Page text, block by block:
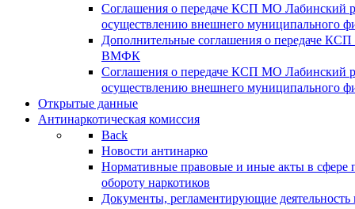
Соглашения о передаче КСП МО Лабинский
осуществлению внешнего муниципального
Дополнительные соглашения о передаче
ВМФК
Соглашения о передаче КСП МО Лабинский
осуществлению внешнего муниципального
Открытые данные
Антинаркотическая комиссия
Back
Новости антинарко
Нормативные правовые и иные акты в сфере
обороту наркотиков
Документы, регламентирующие деятельность